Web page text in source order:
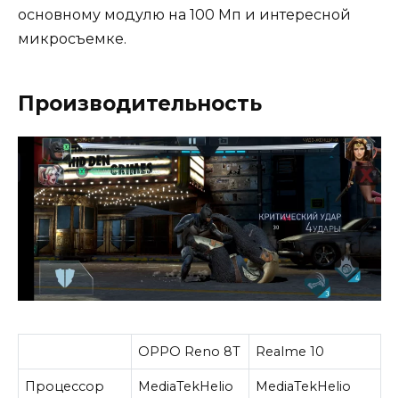
основному модулю на 100 Мп и интересной
микросъемке.
Производительность
OPPO Reno 8T Realme 10
Процессор
MediaTekHelio
MediaTekHelio